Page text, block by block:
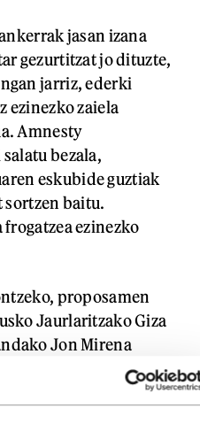
jasan izana
gezurtitzat jo dituzte,
jarriz, ederki
ezinezko zaiela
Amnesty
bezala,
eskubide guztiak
sortzen baitu.
ezinezko
proposamen
Jaurlaritzako Giza
Jon Mirena
ezinezko frogak
zama tortura ukatzen